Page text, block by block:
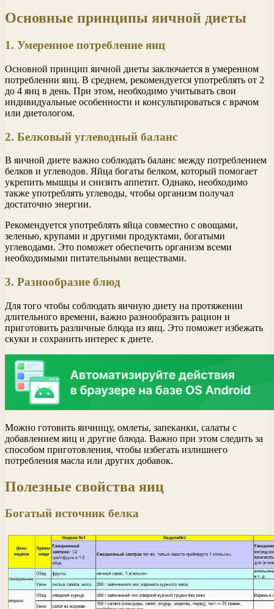
Основные принципы яичной диеты
1. Умеренное потребление яиц
Основной принцип яичной диеты заключается в умеренном
потреблении яиц. В среднем, рекомендуется употреблять от 2
до 4 яиц в день. При этом, необходимо учитывать свои
индивидуальные особенности и консультироваться с врачом
или диетологом.
2. Белковый углеводный баланс
В яичной диете важно соблюдать баланс между потреблением
белков и углеводов. Яйца богаты белком, который помогает
укрепить мышцы и снизить аппетит. Однако, необходимо
также употреблять углеводы, чтобы организм получал
достаточно энергии.
Рекомендуется употреблять яйца совместно с овощами,
зеленью, крупами и другими продуктами, богатыми
углеводами. Это поможет обеспечить организм всеми
необходимыми питательными веществами.
3. Разнообразие блюд
Для того чтобы соблюдать яичную диету на протяжении
длительного времени, важно разнообразить рацион и
приготовить различные блюда из яиц. Это поможет избежать
скуки и сохранить интерес к диете.
Можно готовить яичницу, омлеты, запеканки, салаты с
добавлением яиц и другие блюда. Важно при этом следить за
способом приготовления, чтобы избегать излишнего
потребления масла или других добавок.
Полезные свойства яиц
Богатый источник белка